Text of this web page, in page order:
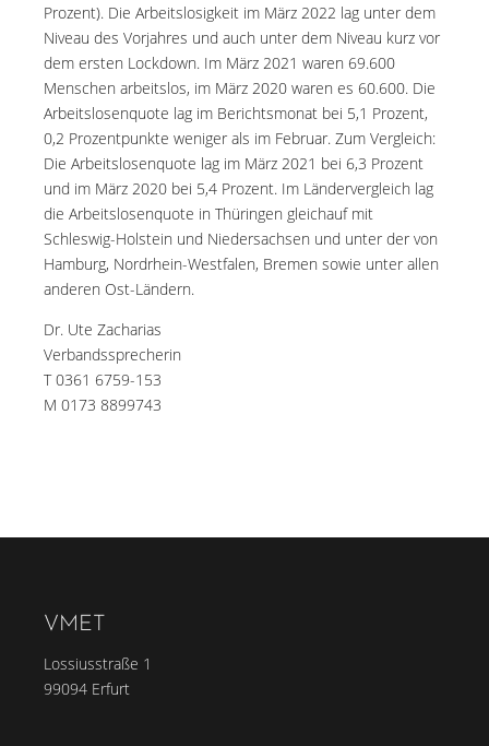
Prozent). Die Arbeitslosigkeit im März 2022 lag unter dem
Niveau des Vorjahres und auch unter dem Niveau kurz vor
dem ersten Lockdown. Im März 2021 waren 69.600
Menschen arbeitslos, im März 2020 waren es 60.600. Die
Arbeitslosenquote lag im Berichtsmonat bei 5,1 Prozent,
0,2 Prozentpunkte weniger als im Februar. Zum Vergleich:
Die Arbeitslosenquote lag im März 2021 bei 6,3 Prozent
und im März 2020 bei 5,4 Prozent. Im Ländervergleich lag
die Arbeitslosenquote in Thüringen gleichauf mit
Schleswig-Holstein und Niedersachsen und unter der von
Hamburg, Nordrhein-Westfalen, Bremen sowie unter allen
anderen Ost-Ländern.
Dr. Ute Zacharias
Verbandssprecherin
T 0361 6759-153
M 0173 8899743
VMET
Lossiusstraße 1
99094 Erfurt